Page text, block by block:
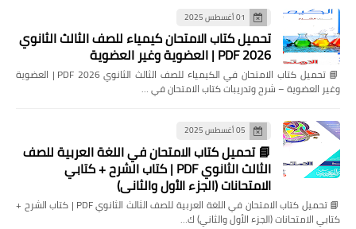
01 أغسطس 2025
تحميل كتاب الامتحان كيمياء للصف الثالث الثانوي
2026 PDF | العضوية وغير العضوية
📘 تحميل كتاب الامتحان في الكيمياء للصف الثالث الثانوي 2026 PDF | العضوية
وغير العضوية – شرح وتدريبات كتاب الامتحان في …
05 أغسطس 2025
📘 تحميل كتاب الامتحان في اللغة العربية للصف
الثالث الثانوي PDF | كتاب الشرح + كتابي
الامتحانات (الجزء الأول والثاني)
📘 تحميل كتاب الامتحان في اللغة العربية للصف الثالث الثانوي PDF | كتاب الشرح +
كتابي الامتحانات (الجزء الأول والثاني) ك…